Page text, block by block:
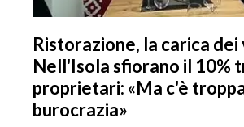
Ristorazione, la carica
Nell'Isola sfiorano il 10%
proprietari: «Ma c'è
burocrazia»